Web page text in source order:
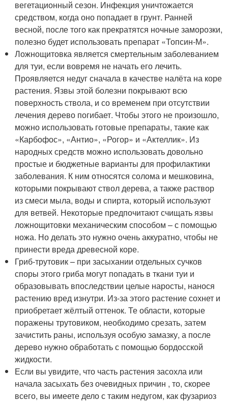
вегетационный сезон. Инфекция уничтожается
средством, когда оно попадает в грунт. Ранней
весной, после того как прекратятся ночные заморозки,
полезно будет использовать препарат «Топсин-М».
Ложнощитовка является смертельным заболеванием
для туи, если вовремя не начать его лечить.
Проявляется недуг сначала в качестве налёта на коре
растения. Язвы этой болезни покрывают всю
поверхность ствола, и со временем при отсутствии
лечения дерево погибает. Чтобы этого не произошло,
можно использовать готовые препараты, такие как
«Карбофос», «Антио», «Рогор» и «Актеллик». Из
народных средств можно использовать довольно
простые и бюджетные варианты для профилактики
заболевания. К ним относятся солома и мешковина,
которыми покрывают ствол дерева, а также раствор
из смеси мыла, воды и спирта, который используют
для ветвей. Некоторые предпочитают счищать язвы
ложнощитовки механическим способом – с помощью
ножа. Но делать это нужно очень аккуратно, чтобы не
принести вреда древесной коре.
Гриб-трутовик – при засыхании отдельных сучков
споры этого гриба могут попадать в ткани туи и
образовывать впоследствии целые наросты, нанося
растению вред изнутри. Из-за этого растение сохнет и
приобретает жёлтый оттенок. Те области, которые
поражены трутовиком, необходимо срезать, затем
зачистить раны, используя особую замазку, а после
дерево нужно обработать с помощью бордосской
жидкости.
Если вы увидите, что часть растения засохла или
начала засыхать без очевидных причин , то, скорее
всего, вы имеете дело с таким недугом, как фузариоз